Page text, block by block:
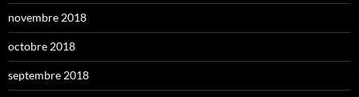
novembre 2018
octobre 2018
septembre 2018